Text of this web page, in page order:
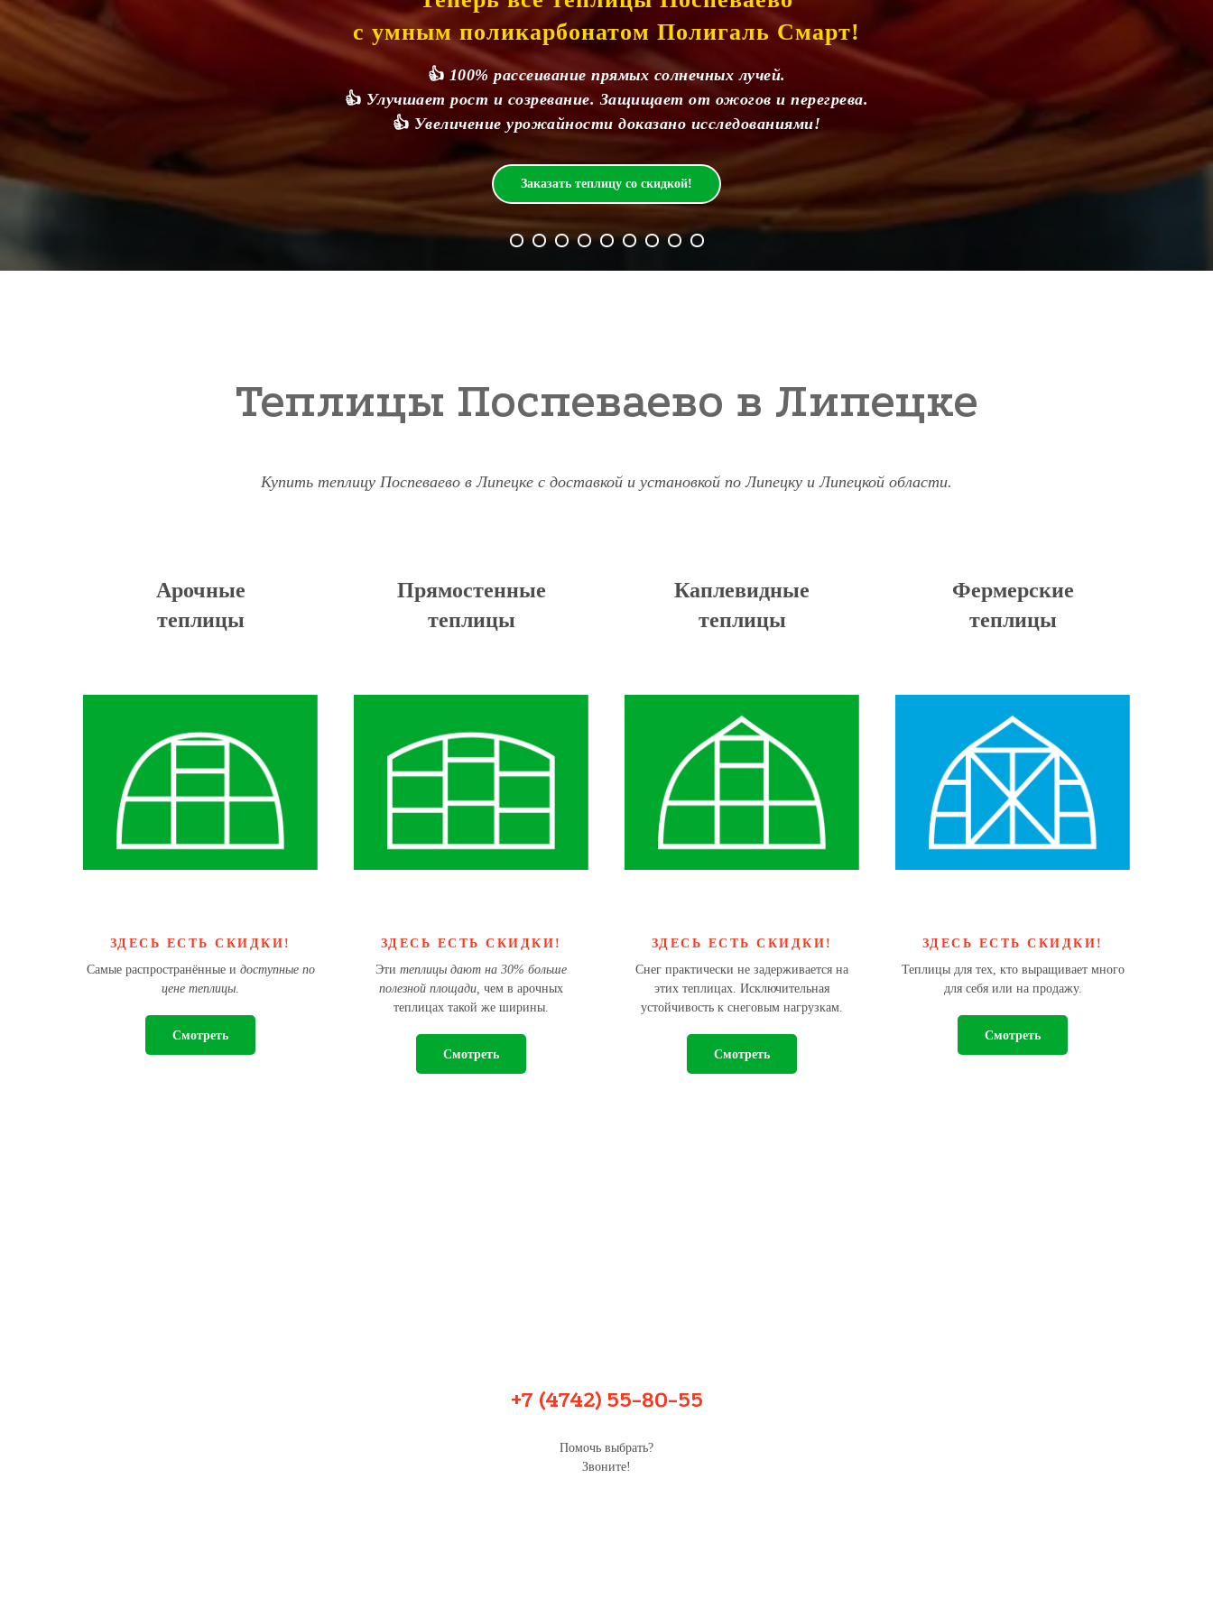
с умным поликарбонатом Полигаль Смарт!
👍 100% рассеивание прямых солнечных лучей.
👍 Улучшает рост и созревание. Защищает от ожогов и перегрева.
👍 Увеличение урожайности доказано исследованиями!
Заказать теплицу со скидкой!
Теплицы Поспеваево в Липецке
Купить теплицу Поспеваево в Липецке с доставкой и установкой по Липецку и Липецкой области.
Арочные
теплицы
ЗДЕСЬ ЕСТЬ СКИДКИ!
Самые распространённые и доступные по
цене теплицы.
Смотреть
Прямостенные
теплицы
ЗДЕСЬ ЕСТЬ СКИДКИ!
Эти теплицы дают на 30% больше
полезной площади, чем в арочных
теплицах такой же ширины.
Смотреть
Каплевидные
теплицы
ЗДЕСЬ ЕСТЬ СКИДКИ!
Снег практически не задерживается на
этих теплицах. Исключительная
устойчивость к снеговым нагрузкам.
Смотреть
Фермерские
теплицы
ЗДЕСЬ ЕСТЬ СКИДКИ!
Теплицы для тех, кто выращивает много
для себя или на продажу.
Смотреть
+7 (4742) 55-80-55
Помочь выбрать?
Звоните!